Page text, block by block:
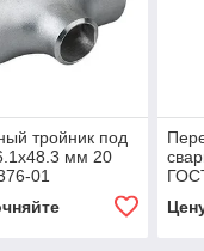
тройник под
мм 20
01